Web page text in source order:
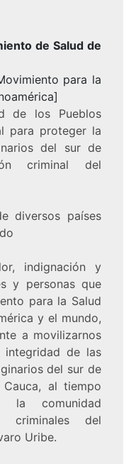
de Salud de
para la
de los Pueblos
para proteger la
del sur de
criminal del
diversos países
indignación y
y personas que
para la Salud
y el mundo,
a movilizarnos
de las
del sur de
al tiempo
la comunidad
criminales del
Uribe.